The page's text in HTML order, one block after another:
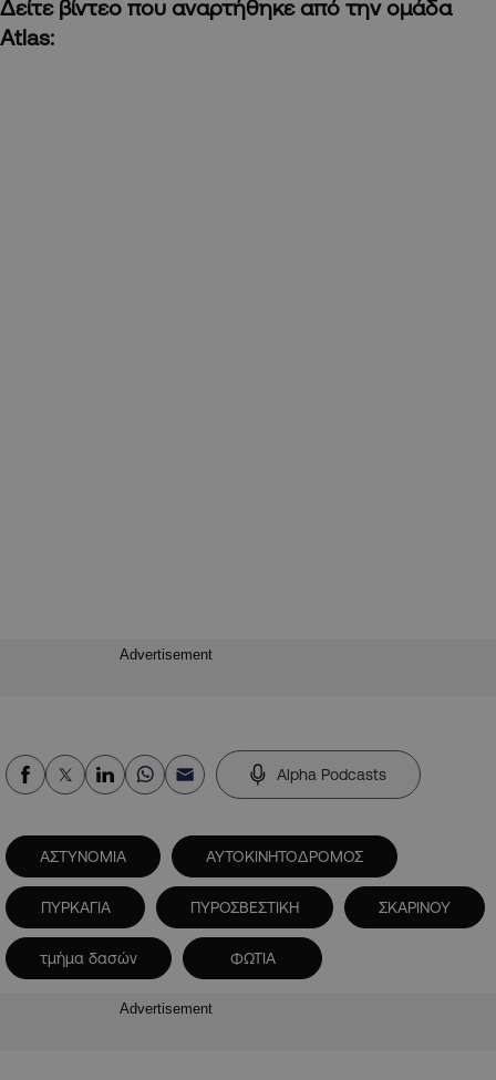
Δείτε βίντεο που αναρτήθηκε από την ομάδα
Atlas:
Advertisement
Alpha Podcasts
ΑΣΤΥΝΟΜΙΑ ΑΥΤΟΚΙΝΗΤΟΔΡΟΜΟΣ
ΠΥΡΚΑΓΙΑ ΠΥΡΟΣΒΕΣΤΙΚΗ ΣΚΑΡΙΝΟΥ
τμήμα δασών ΦΩΤΙΑ
Advertisement